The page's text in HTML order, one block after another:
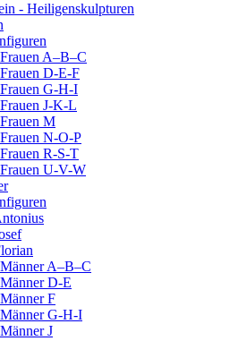
- Heiligenskulpturen
A–B–C
D-E-F
G-H-I
J-K-L
M
N-O-P
R-S-T
U-V-W
A–B–C
D-E
F
G-H-I
J